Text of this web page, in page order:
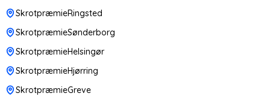
SkrotpræmieRingsted
SkrotpræmieSønderborg
SkrotpræmieHelsingør
SkrotpræmieHjørring
SkrotpræmieGreve